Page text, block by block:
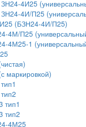
4И25
4И/П25
(БЗН24-4И/П25)
4М/П25
4М25-1
маркировкой)
тип1
тип2
4М25